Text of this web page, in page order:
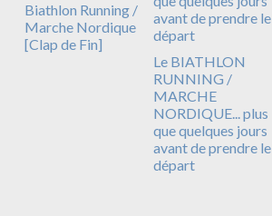
Biathlon Running /
Marche Nordique
[Clap de Fin]
Le BIATHLON
RUNNING /
MARCHE
NORDIQUE... plus
que quelques jours
avant de prendre le
départ